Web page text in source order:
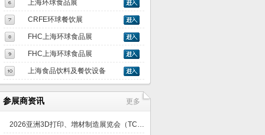
上海环球食品展
CRFE环球餐饮展
FHC上海环球食品展
FHC上海环球食品展
上海食品饮料及餐饮设备
参展商资讯 更多
2026亚洲3D打印、增材制造展览会（TCT亚洲展）